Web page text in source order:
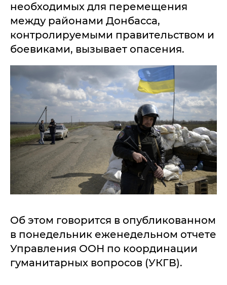
необходимых для перемещения
между районами Донбасса,
контролируемыми правительством и
боевиками, вызывает опасения.
Об этом говорится в опубликованном
в понедельник еженедельном отчете
Управления ООН по координации
гуманитарных вопросов (УКГВ).